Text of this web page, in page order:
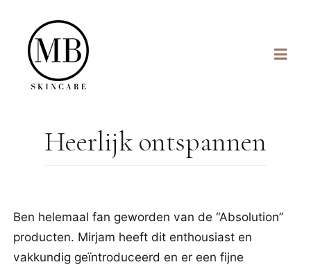
Heerlijk ontspannen
Ben helemaal fan geworden van de “Absolution”
producten. Mirjam heeft dit enthousiast en
vakkundig geïntroduceerd en er een fijne